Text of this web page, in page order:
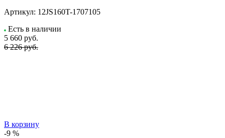
Артикул: 12JS160T-1707105
Есть в наличии
5 660 руб.
6 226 руб.
В корзину
-9 %